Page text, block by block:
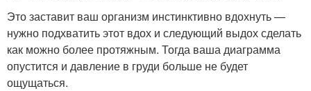
Это заставит ваш организм инстинктивно вдохнуть —
нужно подхватить этот вдох и следующий выдох сделать
как можно более протяжным. Тогда ваша диаграмма
опустится и давление в груди больше не будет
ощущаться.